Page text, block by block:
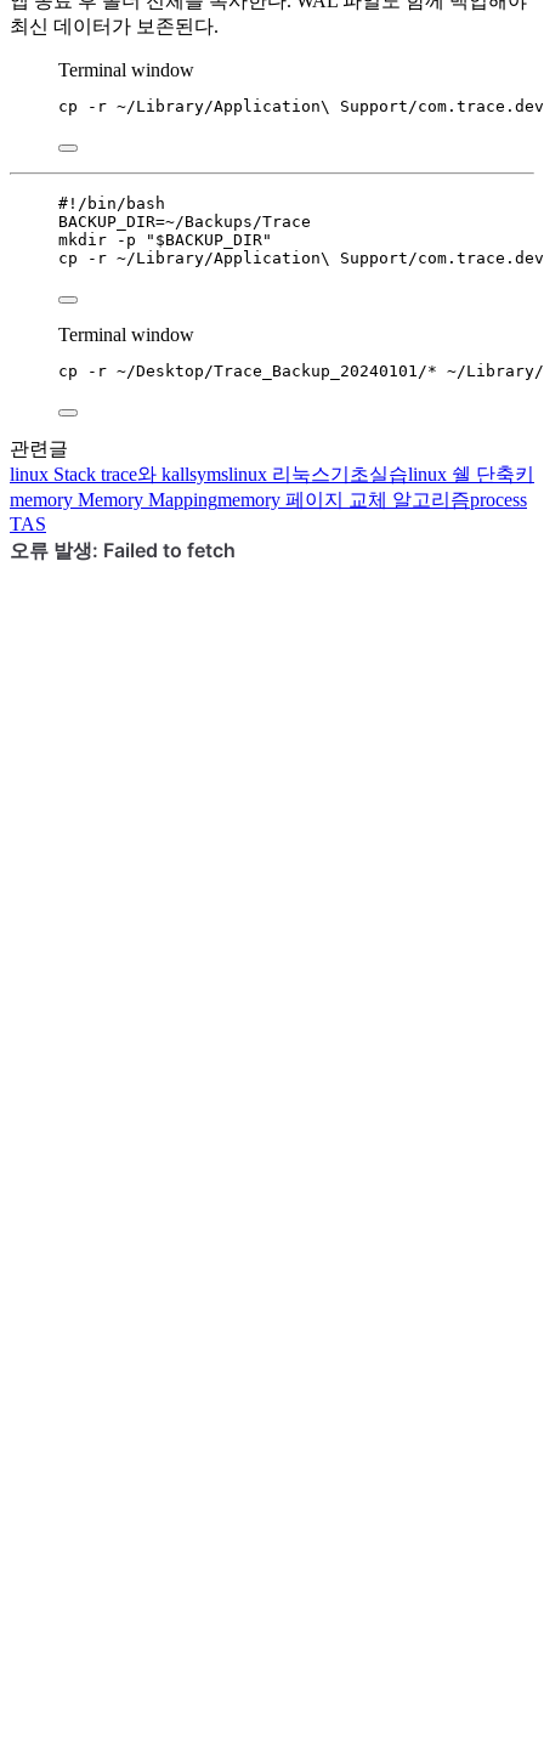
최신 데이터가 보존된다.
Terminal window
cp -r ~/Library/Application\ Support/com.trace.dev
#!/bin/bash
BACKUP_DIR=~/Backups/Trace
mkdir
-p " $BACKUP_DIR"
cp
-r ~/Library/Application\ Support/com.trace.dev
Terminal window
cp -r ~/Desktop/Trace_Backup_20240101/* ~/
관련글
linux Stack trace와 kallsymslinux 리눅스기초실습linux 쉘 단축키
memory Memory Mappingmemory 페이지 교체 알고리즘process
TAS